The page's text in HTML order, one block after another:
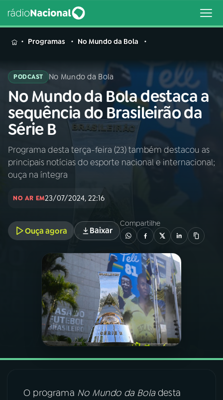
MENU
Buscar
na
Rádio
Nacional
Buscar
AO VIVO
INÍCIO
PROGRAMAS
PODCASTS
VIDEOCASTS
Programas No Mundo da Bola
PODCAST No Mundo da Bola
No Mundo da Bola destaca a
sequência do Brasileirão da
Série B
Programa desta terça-feira (23) também destacou as
principais notícias do esporte nacional e internacional;
ouça na íntegra
NO AR EM23/07/2024, 22:16
Ouça agora Baixar
Compartilhe
O programa No Mundo da Boladesta